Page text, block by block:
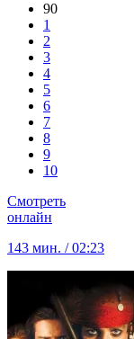
90
1
2
3
4
5
6
7
8
9
10
Смотреть
онлайн
143 мин. / 02:23